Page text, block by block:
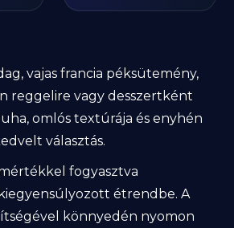
vajas francia péksütemény,
reggelire vagy desszertként
omlós textúrája és enyhén
választás.
fogyasztva
étrendbe. A
könnyedén nyomon